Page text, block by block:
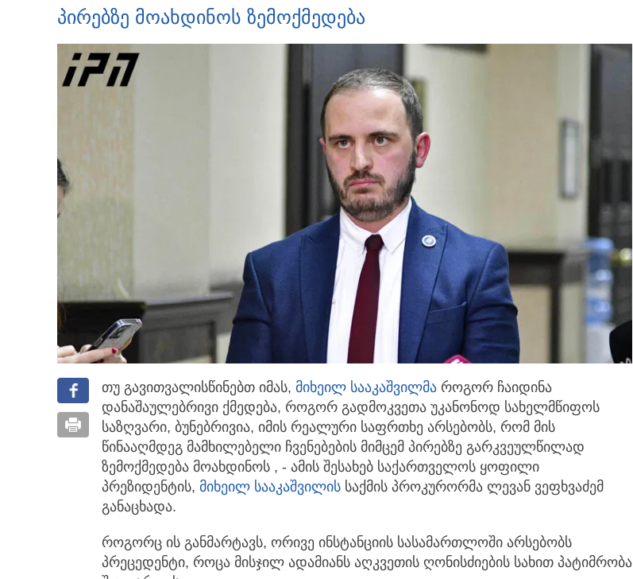
პირებზე მოახდინოს ზემოქმედება
თუ გავითვალისწინებთ იმას, მიხეილ სააკაშვილმა როგორ ჩაიდინა
დანაშაულებრივი ქმედება, როგორ გადმოკვეთა უკანონოდ სახელმწიფოს
საზღვარი, ბუნებრივია, იმის რეალური საფრთხე არსებობს, რომ მის
წინააღმდეგ მამხილებელი ჩვენებების მიმცემ პირებზე გარკვეულწილად
ზემოქმედება მოახდინოს , - ამის შესახებ საქართველოს ყოფილი
პრეზიდენტის, მიხეილ სააკაშვილის საქმის პროკურორმა ლევან ვეფხვაძემ
განაცხადა.
როგორც ის განმარტავს, ორივე ინსტანციის სასამართლოში არსებობს
პრეცედენტი, როცა მისჯილ ადამიანს აღკვეთის ღონისძიების სახით პატიმრობა